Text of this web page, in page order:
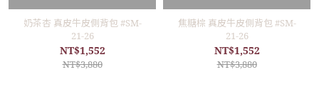
奶茶杏 真皮牛皮側背包 #SM-
21-26
NT$1,552
NT$3,880
焦糖棕 真皮牛皮側背包 #SM-
21-26
NT$1,552
NT$3,880